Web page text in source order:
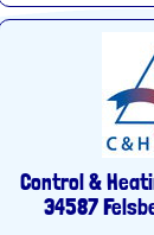
Control &
34587